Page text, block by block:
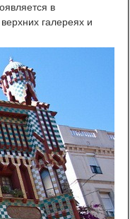
в
галереях и